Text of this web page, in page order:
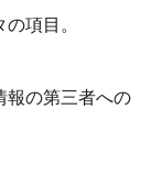
項目。
報の第三者への